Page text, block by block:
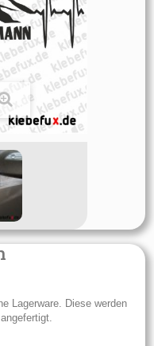
Lagerware. Diese werden